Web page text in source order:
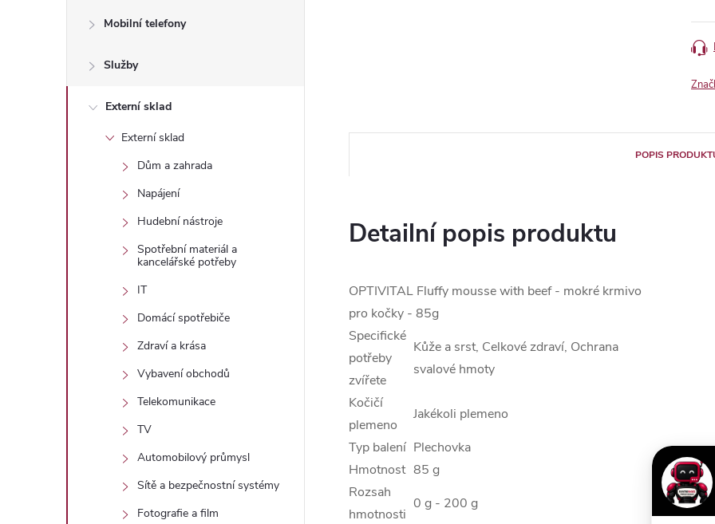
n
Mobilní telefony
Služby
Externí sklad
Externí sklad
Dům a zahrada
Napájení
Hudební nástroje
Spotřební materiál a
kancelářské potřeby
IT
Domácí spotřebiče
Zdraví a krása
Vybavení obchodů
Telekomunikace
TV
Automobilový průmysl
Sítě a bezpečnostní systémy
Fotografie a film
POPIS
Detailní popis produktu
OPTIVITAL Fluffy mousse with beef - mokré krmivo
pro kočky - 85g
Specifické
potřeby
zvířete
Kůže a srst, Celkové zdraví, Ochrana
svalové hmoty
Kočičí
plemeno
Jakékoli plemeno
Typ balení Plechovka
Hmotnost 85 g
Rozsah
hmotnosti
0 g - 200 g